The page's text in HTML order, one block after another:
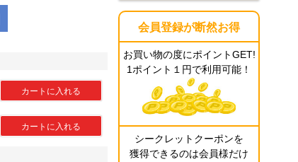
カートに入れる
カートに入れる
会員登録が断然お得
お買い物の度にポイントGET!
1ポイント１円で利用可能！
シークレットクーポンを
獲得できるのは会員様だけ